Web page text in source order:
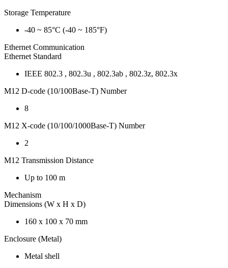
Storage Temperature
-40 ~ 85°C (-40 ~ 185°F)
Ethernet Communication
Ethernet Standard
IEEE 802.3 , 802.3u , 802.3ab , 802.3z, 802.3x
M12 D-code (10/100Base-T) Number
8
M12 X-code (10/100/1000Base-T) Number
2
M12 Transmission Distance
Up to 100 m
Mechanism
Dimensions (W x H x D)
160 x 100 x 70 mm
Enclosure (Metal)
Metal shell